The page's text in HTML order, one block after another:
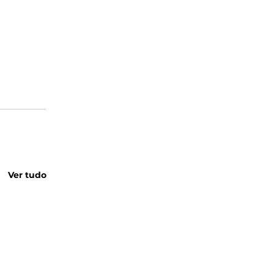
Ver tudo